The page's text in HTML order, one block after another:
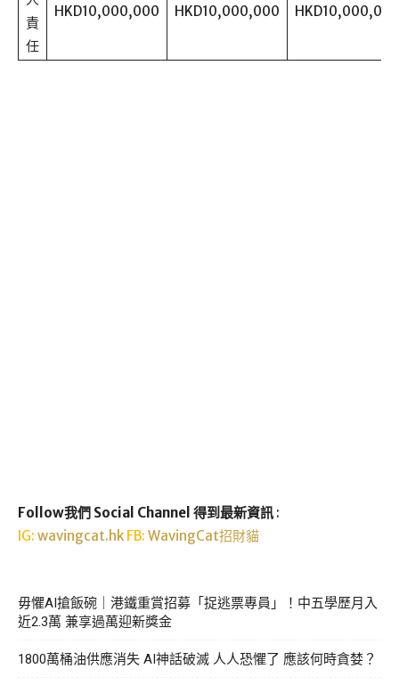
責
任
HKD10,000,000 HKD10,000,000 HKD10,000,000
Follow我們 Social Channel 得到最新資訊 :
IG: wavingcat.hk FB: WavingCat招財貓
毋懼AI搶飯碗｜港鐵重賞招募「捉逃票專員」！中五學歷月入
近2.3萬 兼享過萬迎新獎金
1800萬桶油供應消失 AI神話破滅 人人恐懼了 應該何時貪婪？